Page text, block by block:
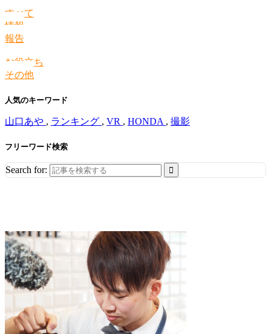
すべて
情報
報告
お役立ち
その他
人気のキーワード
山口あや , ランキング , VR , HONDA , 撮影
フリーワード検索
Search for: